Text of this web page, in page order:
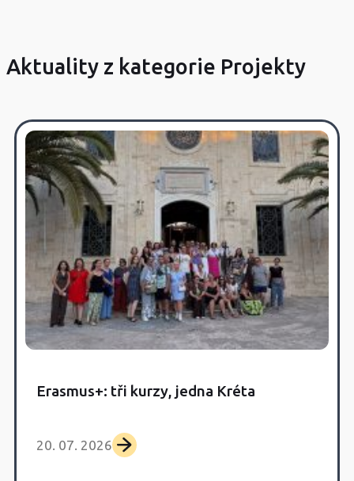
Aktuality z kategorie Projekty
Erasmus+: tři kurzy, jedna Kréta
20. 07. 2026